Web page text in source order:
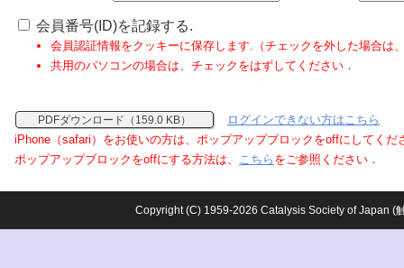
会員番号(ID)を記録する.
会員認証情報をクッキーに保存します.（チェックを外した場合は
共用のパソコンの場合は、チェックをはずしてください．
PDFダウンロード（159.0 KB）
ログインできない方はこちら
iPhone（safari）をお使いの方は、ポップアップブロックをoffにしてくだ
ポップアップブロックをoffにする方法は、 こちら をご参照ください．
Copyright (C) 1959-2026 Catalysis Society of Japan (